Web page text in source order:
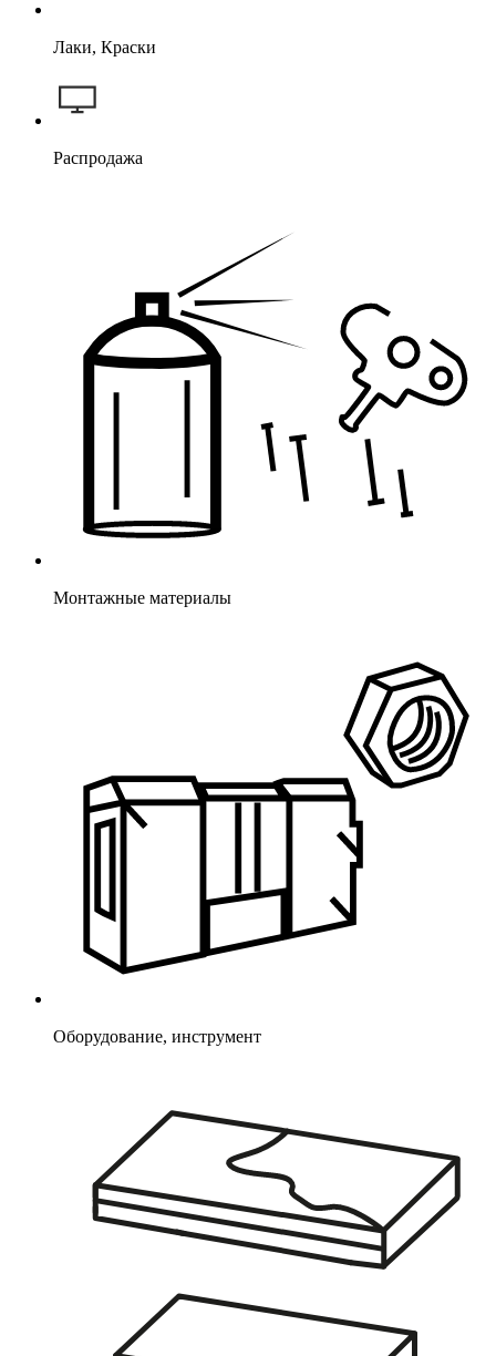
Лаки, Краски
Распродажа
Монтажные материалы
Оборудование, инструмент